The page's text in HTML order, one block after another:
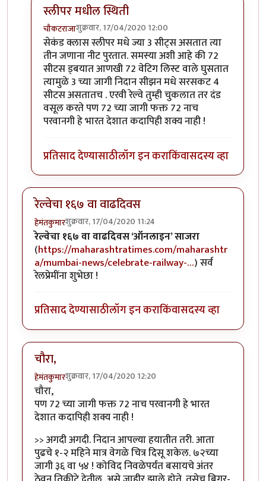
स्लीपर मधील स्थिती
चौकटराजाशुक्रवार, 17/04/2020 12:00
In reply to...byहेमंतकुमार
सेकंड क्लास स्लीपर मधे ज्या 3 सीट्स असतात त्या
तीन जणाना नीट पुरतात. समस्या अशी आहे की 72
सीटस ड्बयात आणखी 72 वेटिग लिस्ट वाले घुसतात
त्यामुळे 3 च्या जागी निदान सीझन मधे सरसकट 4
सीटस असतातच . एरवी रेल्वे तुम्ही चुकलात तर दंड
वसूल करते पण 72 च्या जागी फक्त 72 नाच
परवानगी हे भारत देशात कदापिही शक्य नाही !
प्रतिसाद देण्यासाठीलॉग इन कराकिंवासदस्य व्हा
रेल्वेचा १६७ वा वाढदिवस
हेमंतकुमारशुक्रवार, 17/04/2020 11:24
रेल्वेचा १६७ वा वाढदिवस ‘ऑनलाइन’ साजरा
(https://maharashtratimes.com/maharashtr
a/mumbai-news/celebrate-railway-…) सर्व
रेलप्रेमींना शुभेछा !
प्रतिसाद देण्यासाठीलॉग इन कराकिंवासदस्य व्हा
चौरा,
हेमंतकुमारशुक्रवार, 17/04/2020 12:20
चौरा,
पण 72 च्या जागी फक्त 72 नाच परवानगी हे भारत
देशात कदापिही शक्य नाही !
>> अगदी अगदी. निदान आपल्या हयातीत तरी. आता
पुढचे १-२ महिने मात्र वेगळे चित्र दिसू शकेल. ७२च्या
जागी ३६ वा ५४ ! कोविद निवळेपर्यंत बसायचे अंतर